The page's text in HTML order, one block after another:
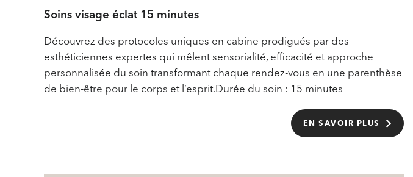
Soins visage éclat 15 minutes
Découvrez des protocoles uniques en cabine prodigués par des
esthéticiennes expertes qui mêlent sensorialité, efficacité et approche
personnalisée du soin transformant chaque rendez-vous en une parenthèse
de bien-être pour le corps et l’esprit.Durée du soin : 15 minutes
EN SAVOIR PLUS